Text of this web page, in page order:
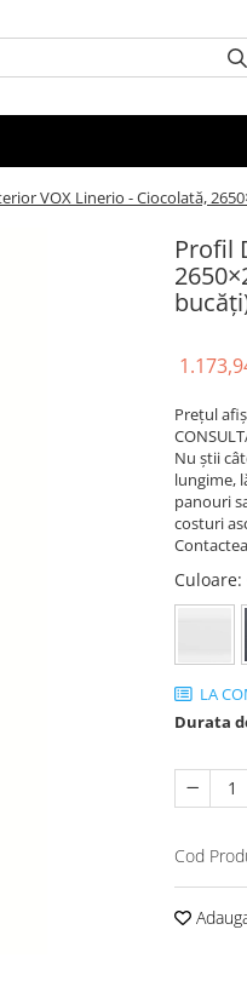
VOX Linerio - Ciocolată,
Profil
Prețul
Nu știi
lungime,
panouri
costuri
Culoare:
LA
Durata
Cod